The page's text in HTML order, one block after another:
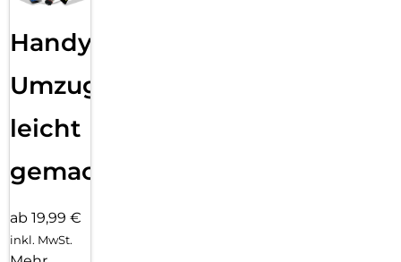
Handy
Umzug
leicht
gemacht!
ab 19,99 €
inkl. MwSt.